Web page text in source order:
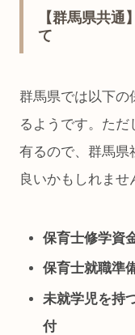
【群馬県共
て
群馬県では以下の
るようです。た
有るので、群馬県
良いかもしれませ
保育士修学資
保育士就職準
未就学児を持
付